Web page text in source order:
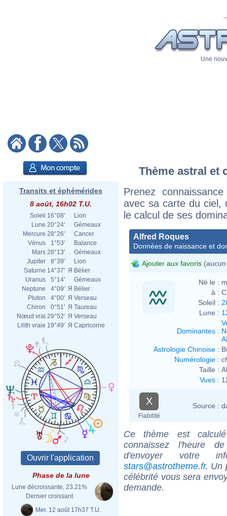
Une
Transits et éphémérides
8 août, 16h02 T.U.
Soleil 16°08'
Lion
Lune 20°24'
Gémeaux
Mercure 28°26'
Cancer
Vénus
1°53'
Balance
Mars 28°13'
Gémeaux
Jupiter
8°39'
Lion
Saturne 14°37' Я Bélier
Uranus
5°14'
Gémeaux
Neptune
4°09' Я Bélier
Pluton
4°00' Я Verseau
Chiron
0°51' Я Taureau
Nœud vrai 29°52' Я Verseau
Lilith vraie 19°49' Я Capricorne
Phase de la lune
Lune décroissante, 23.21%
Dernier croissant
Mer. 12 août 17h37 T.U.
Thème astral et
Prenez
avec sa carte du ciel,
le calcul de ses
Alfred Roques
Données de naissance et
Ajouter aux favoris
Né le :
à :
Soleil :
Lune :
Dominantes :
Astrologie Chinoise :
Numérologie :
Taille :
Vues :
X
Fiabilité
Source :
Ce thème est
connaissez l'heure
d'envoyer votre
stars@astrotheme.fr. Un
célébrité vous sera
demande.